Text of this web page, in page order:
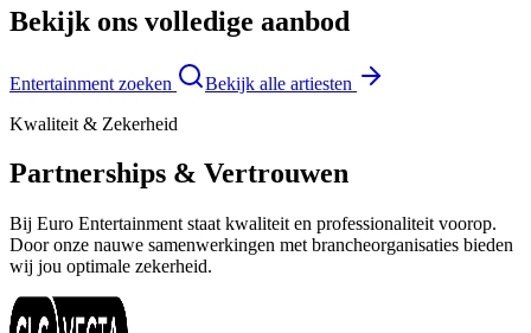
Bekijk ons volledige aanbod
Entertainment zoeken
Bekijk alle artiesten
Kwaliteit & Zekerheid
Partnerships & Vertrouwen
Bij Euro Entertainment staat kwaliteit en professionaliteit voorop.
Door onze nauwe samenwerkingen met brancheorganisaties bieden
wij jou optimale zekerheid.